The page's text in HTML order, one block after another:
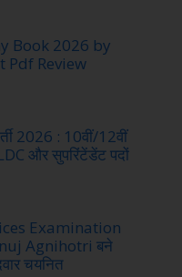
Book 2026 by
Pdf Review
2026 : 10वीं/12वीं
और सुपरिंटेंडेंट पदों
Examination
Agnihotri बने
चयनित